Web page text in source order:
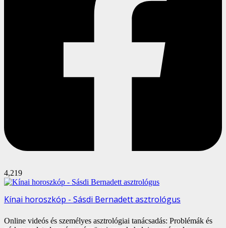
4,219
Kínai horoszkóp - Sásdi Bernadett asztrológus
Online videós és személyes asztrológiai tanácsadás: Problémák és